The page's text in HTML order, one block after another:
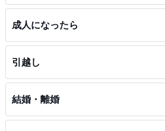
成人になったら
引越し
結婚・離婚